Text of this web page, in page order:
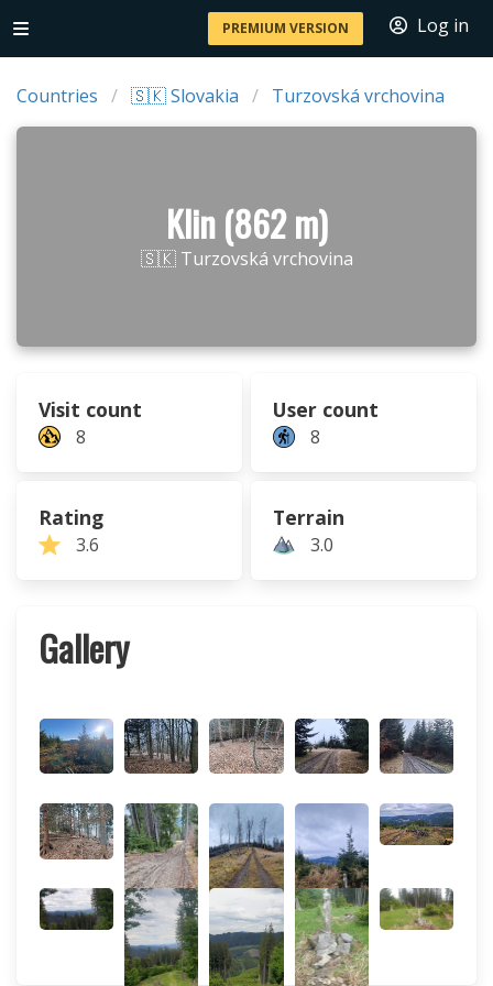
PREMIUM VERSION Log in
Countries 🇸🇰 Slovakia Turzovská vrchovina
Klin (862 m)
🇸🇰 Turzovská vrchovina
Visit count
8
User count
8
Rating
3.6
Terrain
3.0
Gallery